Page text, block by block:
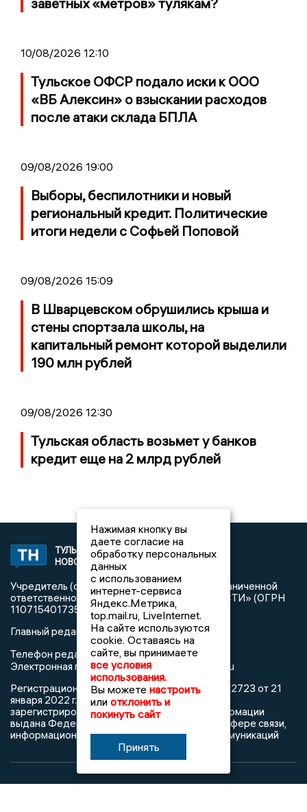
10/08/2026 12:10
Тульское ОФСР подало иски к ООО
«ВБ Алексин» о взыскании расходов
после атаки склада БПЛА
09/08/2026 19:00
Выборы, беспилотники и новый
региональный кредит. Политические
итоги недели с Софьей Поповой
09/08/2026 15:09
В Шварцевском обрушились крыша и
стены спортзала школы, на
капитальный ремонт которой выделили
190 млн рублей
09/08/2026 12:30
Тульская область возьмет у банков
кредит еще на 2 млрд рублей
ТУЛЬСКИЕ
НОВОСТИ
2008 © NEWSTULA.RU | СИ
«Тульские новости»
Учредитель (соучредители): Общество с ограниченной
ответственностью «РЕГИОНАЛЬНЫЕ НОВОСТИ» (ОГРН
1107154017354)
Главный редактор: Попова С.А.
Телефон редакции:8 (4872) 710-803
Электронная почта редакции: info@newstula.ru
Регистрационный номер: серия Эл № ФС77-82723 от 21
января 2022 г. согласно выписке из реестра
зарегистрированных средств массовой информации
выдана Федеральной службой по надзору в сфере связи,
информационных технологий и массовых коммуникаций
Нажимая кнопку вы
даете согласие на
обработку персональных
данных
с использованием
интернет-сервиса
Яндекс.Метрика,
top.mail.ru, LiveInternet.
На сайте используются
cookie. Оставаясь на
сайте, вы принимаете
все условия
использования.
Вы можете настроить
или отклонить и
покинуть сайт
Принять